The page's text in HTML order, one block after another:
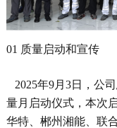
01 质量启动和宣传
2025年9月3日，公
量月启动仪式，本次
华特、郴州湘能、联